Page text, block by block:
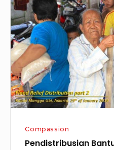
Banjir
Bagian
2,
Kapuk
Mangga
Ubi,
Jakarta.
Compassion
Pendistribusian